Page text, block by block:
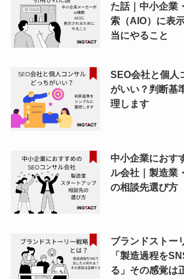
た話｜中小企業
索（AIO）に表
当にやること
SEO会社と個人
がいい？判断基
理します
中小企業におす
ル会社｜製造業
の相談先選び方
ブランドストー
「製造過程を
る」その感覚は